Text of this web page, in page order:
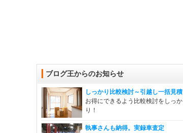
ブログ王からのお知らせ
しっかり比較検討～引越し一括見積
お得にできるよう比較検討をしっか
り！
執事さんも納得。実録車査定